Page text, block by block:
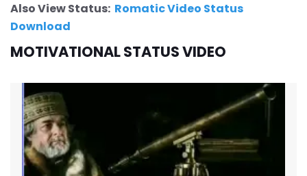
Also View Status: Romatic Video Status
Download
MOTIVATIONAL STATUS VIDEO